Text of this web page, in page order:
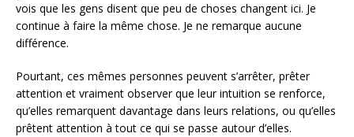
vois que les gens disent que peu de choses changent ici. Je
continue à faire la même chose. Je ne remarque aucune
différence.
Pourtant, ces mêmes personnes peuvent s’arrêter, prêter
attention et vraiment observer que leur intuition se renforce,
qu’elles remarquent davantage dans leurs relations, ou qu’elles
prêtent attention à tout ce qui se passe autour d’elles.